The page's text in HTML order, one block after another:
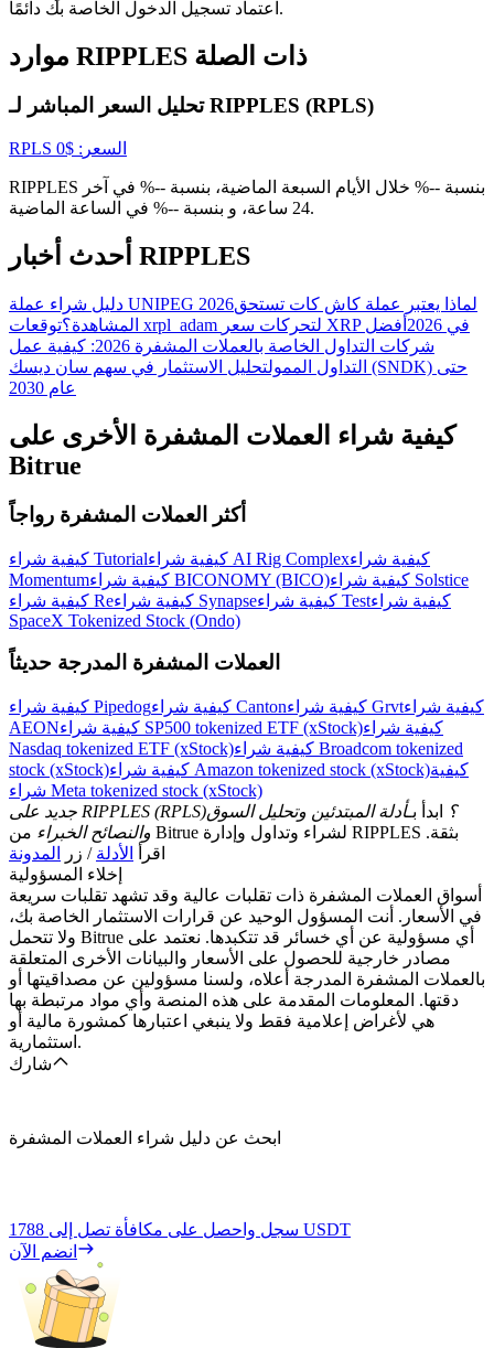
USDT New User Exclusive 10% APR
USDT Flexible Staking | Daily Rewards
BTC New User Exclusive: 6.5% APR
BTC Flexible Staking | Daily Rewards
المزيد من الفعاليات
اربح الجوائز والمكافآت الحصرية
تسجيل الدخولاشتراك
اعتماد تسجيل الدخول الخاصة بك دائمًا.
موارد RIPPLES ذات الصلة
تحليل السعر المباشر لـ RIPPLES (RPLS)
RPLS السعر : $
0
RIPPLES بنسبة --% خلال الأيام السبعة الماضية، بنسبة --% في آخر
24 ساعة، و بنسبة --% في الساعة الماضية.
أحدث أخبار RIPPLES
دليل شراء عملة UNIPEG 2026لماذا يعتبر عملة كاش كات تستحق
المشاهدة؟
توقعات xrpl_adam لتحركات سعر XRP في 2026
أفضل
شركات التداول الخاصة بالعملات المشفرة 2026: كيفية عمل
التداول الممولتحليل الاستثمار في سهم سان ديسك (SNDK) حتى
عام 2030
كيفية شراء العملات المشفرة الأخرى على
Bitrue
أكثر العملات المشفرة رواجاً
كيفية شراء Tutorial كيفية شراء AI Rig Complexكيفية شراء
Momentum
كيفية شراء BICONOMY (BICO)
كيفية شراء Solstice
كيفية شراء Re
كيفية شراء Synapse كيفية شراء Testكيفية شراء
SpaceX Tokenized Stock (Ondo)
العملات المشفرة المدرجة حديثاً
كيفية شراء Pipedog كيفية شراء Canton كيفية شراء Grvtكيفية شراء
AEON
كيفية شراء SP500 tokenized ETF (xStock)كيفية شراء
Nasdaq tokenized ETF (xStock)كيفية شراء Broadcom tokenized
stock (xStock)
كيفية شراء Amazon tokenized stock (xStock)كيفية
شراء Meta tokenized stock (xStock)
جديد على RIPPLES (RPLS)؟
ابدأ بـأدلة المبتدئين وتحليل السوق
والنصائح الخبراء من Bitrue لشراء وتداول وإدارة RIPPLES بثقة.
اقرأ
الأدلة / زر
المدونة
إخلاء المسؤولية
أسواق العملات المشفرة ذات تقلبات عالية وقد تشهد تقلبات سريعة
في الأسعار. أنت المسؤول الوحيد عن قرارات الاستثمار الخاصة بك،
ولا تتحمل Bitrue أي مسؤولية عن أي خسائر قد تتكبدها. نعتمد على
مصادر خارجية للحصول على الأسعار والبيانات الأخرى المتعلقة
بالعملات المشفرة المدرجة أعلاه، ولسنا مسؤولين عن مصداقيتها أو
دقتها. المعلومات المقدمة على هذه المنصة وأي مواد مرتبطة بها
هي لأغراض إعلامية فقط ولا ينبغي اعتبارها كمشورة مالية أو
استثمارية.
شارك
ابحث عن دليل شراء العملات المشفرة
سجل واحصل على مكافأة تصل إلى 1788 USDT
انضم الآن